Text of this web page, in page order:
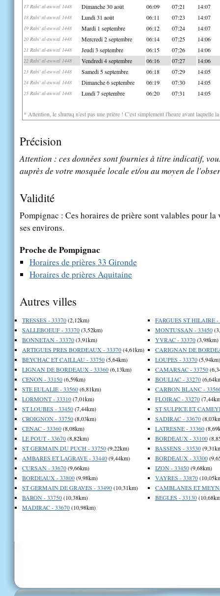
17 Rabi' al-awwal 1448 Dimanche 30 août 06:09 07:21 14:07
18 Rabi' al-awwal 1448 Lundi 31 août 06:11 07:23 14:07
19 Rabi' al-awwal 1448 Mardi 1 septembre 06:12 07:24 14:07
20 Rabi' al-awwal 1448 Mercredi 2 septembre 06:14 07:25 14:06
21 Rabi' al-awwal 1448 Jeudi 3 septembre 06:15 07:26 14:06
22 Rabi' al-awwal 1448 Vendredi 4 septembre 06:16 07:27 14:06
23 Rabi' al-awwal 1448 Samedi 5 septembre 06:18 07:29 14:05
24 Rabi' al-awwal 1448 Dimanche 6 septembre 06:19 07:30 14:05
25 Rabi' al-awwal 1448 Lundi 7 septembre 06:20 07:31 14:05
* Attention, le shuruq n'est pas une prière ! C'est simplement l'heure avant laquelle
Précision
Attention : ces données sont fournies à titre indicatif,
auprès de votre mosquée locale et/ou au moyen de
Validité
Pompignac : Ces horaires de prière sont valables pour
ses environs.
Proche de Pompignac
Horaires de prières 33 Gironde
Horaires de prières Aquitaine
Autres villes
TRESSES - 33370(2,12km)
SALLEBOEUF - 33370(3,52km)
BONNETAN - 33370(3,91km)
ARTIGUES PRES BORDEAUX - 33370(4,61km)
BEYCHAC ET CAILLAU - 33750(5,64km)
LIGNAN DE BORDEAUX - 33360(6,13km)
CENON - 33150(6,59km)
STE EULALIE - 33560(6,81km)
LORMONT - 33310(7,01km)
ST LOUBES - 33450(7,44km)
CROIGNON - 33750(8,03km)
CENAC - 33360(8,08km)
LE POUT - 33670(8,82km)
ST GERMAIN DU PUCH - 33750(9,22km)
AMBARES ET LAGRAVE - 33440(9,44km)
CURSAN - 33670(9,66km)
BORDEAUX - 33800(9,98km)
ST GERMAIN DE GRAVES - 33490(10,31km)
BARON - 33750(10,38km)
MADIRAC - 33670(10,98km)
FARGUES ST HILAIRE -
MONTUSSAN - 33450
YVRAC - 33370(3,98km)
CARIGNAN DE
LOUPES - 33370(5,94km)
CAMARSAC - 33750
BOULIAC - 33270
CARBON BLANC -
FLOIRAC - 33270
ST SULPICE ET
SADIRAC - 33670
LATRESNE - 33360
BORDEAUX - 33100
BASSENS - 33530
BORDEAUX - 33300
IZON - 33450(9,68km)
VAYRES - 33870
CAMBLANES ET
BEGLES - 33130